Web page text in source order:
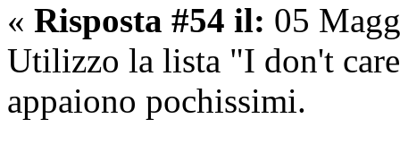
« Risposta #54 il: 05
Utilizzo la lista "I don't
appaiono pochissimi.